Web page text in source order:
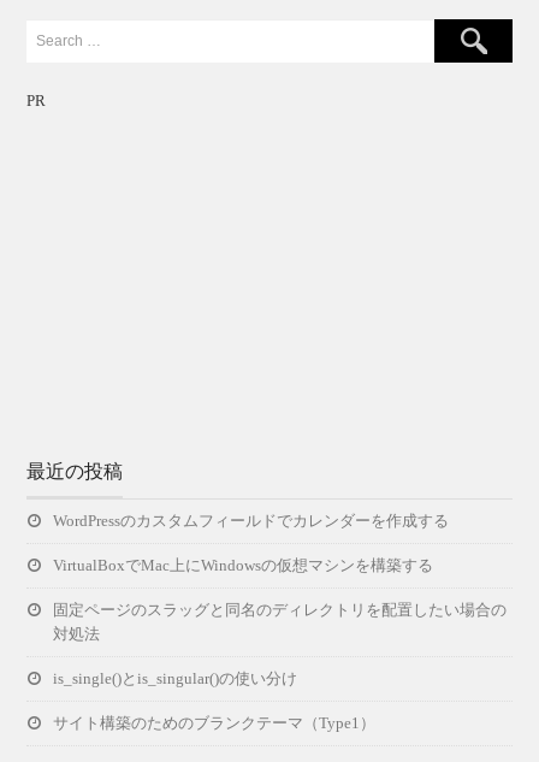
PR
最近の投稿
WordPressのカスタムフィールドでカレンダーを作成する
VirtualBoxでMac上にWindowsの仮想マシンを構築する
固定ページのスラッグと同名のディレクトリを配置したい場合の
対処法
is_single()とis_singular()の使い分け
サイト構築のためのブランクテーマ（Type1）